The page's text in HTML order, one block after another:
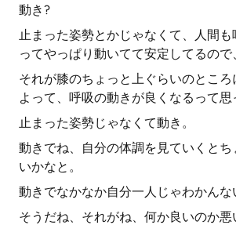
動き?
止まった姿勢とかじゃなくて、人間
ってやっぱり動いてて安定してるので
それが膝のちょっと上ぐらいのとこ
よって、呼吸の動きが良くなるって思
止まった姿勢じゃなくて動き。
動きでね、自分の体調を見ていくと
いかなと。
動きでなかなか自分一人じゃわかんな
そうだね、それがね、何か良いのか